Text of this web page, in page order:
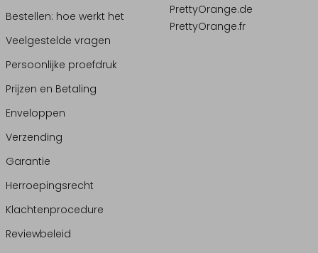
Bestellen: hoe werkt het
Veelgestelde vragen
Persoonlijke proefdruk
Prijzen en Betaling
Enveloppen
Verzending
Garantie
Herroepingsrecht
Klachtenprocedure
Reviewbeleid
PrettyOrange.de
PrettyOrange.fr